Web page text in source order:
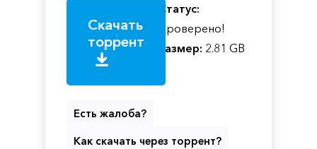
Скачать
торрент
Статус:
Проверено!
Размер: 2.81 GB
Есть жалоба?
Как скачать через торрент?